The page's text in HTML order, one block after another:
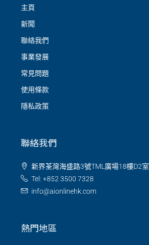
主頁
新聞
聯絡我們
事業發展
常見問題
使用條款
隱私政策
聯絡我們
新界荃灣海盛路3號TML廣場18樓D2室
Tel: +852 3500 7328
info@aionlinehk.com
熱門地區